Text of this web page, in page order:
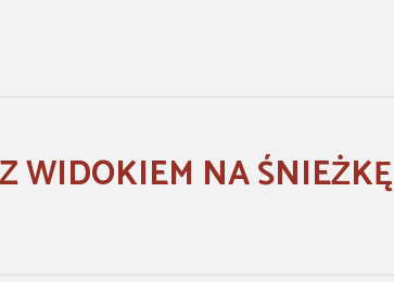
WIDOKIEM NA ŚNIEŻKĘ